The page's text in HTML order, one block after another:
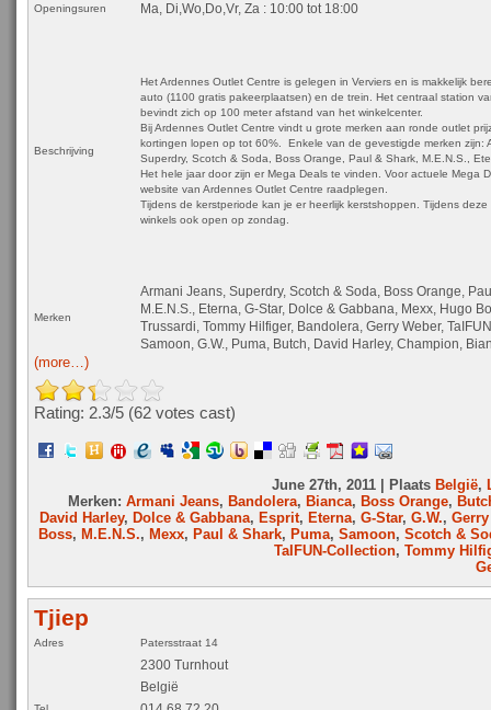
Openingsuren Ma, Di,Wo,Do,Vr, Za : 10:00 tot 18:00
Beschrijving
Het Ardennes Outlet Centre is gelegen in Verviers en is makkelijk
auto (1100 gratis pakeerplaatsen) en de trein. Het centraal station
bevindt zich op 100 meter afstand van het winkelcenter.
Bij Ardennes Outlet Centre vindt u grote merken aan ronde outlet
kortingen lopen op tot 60%. Enkele van de gevestigde merken zijn:
Superdry, Scotch & Soda, Boss Orange, Paul & Shark, M.E.N.S.,
Het hele jaar door zijn er Mega Deals te vinden. Voor actuele Mega
website van Ardennes Outlet Centre raadplegen.
Tijdens de kerstperiode kan je er heerlijk kerstshoppen. Tijdens
winkels ook open op zondag.
Merken
Armani Jeans, Superdry, Scotch & Soda, Boss Orange,
M.E.N.S., Eterna, G-Star, Dolce & Gabbana, Mexx, Hugo
Trussardi, Tommy Hilfiger, Bandolera, Gerry Weber,
Samoon, G.W., Puma, Butch, David Harley, Champion,
(more…)
Rating: 2.3/5 (62 votes cast)
June 27th, 2011 | Plaats België,
Merken: Armani Jeans, Bandolera, Bianca, Boss Orange,
David Harley, Dolce & Gabbana, Esprit, Eterna, G-Star, G.W.,
Boss, M.E.N.S., Mexx, Paul & Shark, Puma, Samoon, Scotch &
TaIFUN-Collection, Tommy
Tjiep
Adres Patersstraat 14
2300 Turnhout
België